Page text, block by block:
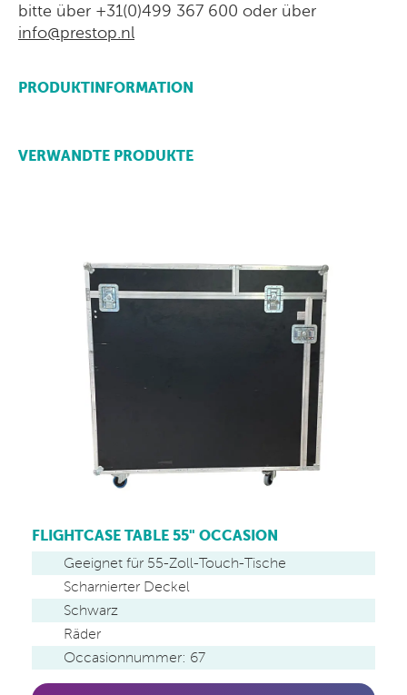
bitte über +31(0)499 367 600 oder über
info@prestop.nl
PRODUKTINFORMATION
VERWANDTE PRODUKTE
FLIGHTCASE TABLE 55" OCCASION
Geeignet für 55-Zoll-Touch-Tische
Scharnierter Deckel
Schwarz
Räder
Occasionnummer: 67